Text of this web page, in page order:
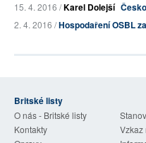
15. 4. 2016 /Karel Dolejší
2. 4. 2016 /Hospodaření OSBL
Britské listy
O nás - Britské listy
Kontakty
Vzkaz